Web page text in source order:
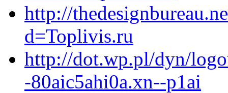
http://
d=Toplivis.ru
http://dot.wp.pl/dyn/
-80aic5ahi0a.xn--p1ai